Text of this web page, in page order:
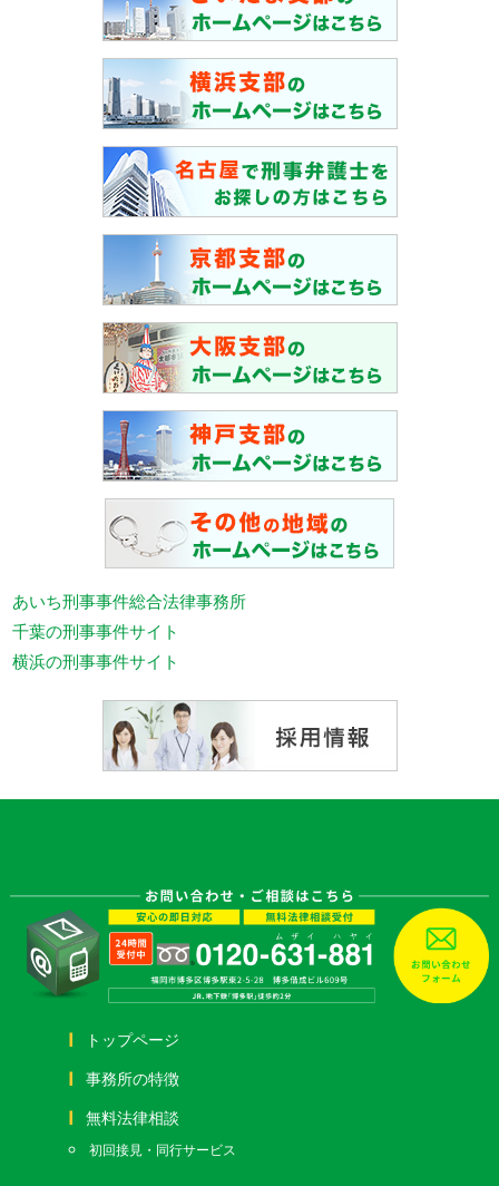
あいち刑事事件総合法律事務所
千葉の刑事事件サイト
横浜の刑事事件サイト
トップページ
事務所の特徴
無料法律相談
初回接見・同行サービス